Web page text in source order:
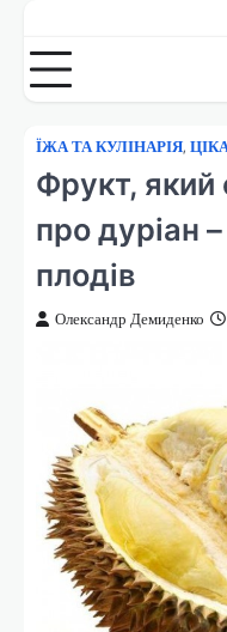
вмісту
ЇЖА ТА КУЛІНАРІЯ,
Фрукт, який
про дуріан
плодів
Олександр Демиденко